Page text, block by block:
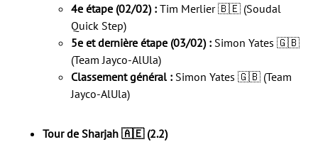
4e étape (02/02) : Tim Merlier 🇧🇪 (Soudal
Quick Step)
5e et dernière étape (03/02) : Simon Yates 🇬🇧
(Team Jayco-AlUla)
Classement général : Simon Yates 🇬🇧 (Team
Jayco-AlUla)
Tour de Sharjah 🇦🇪 (2.2)